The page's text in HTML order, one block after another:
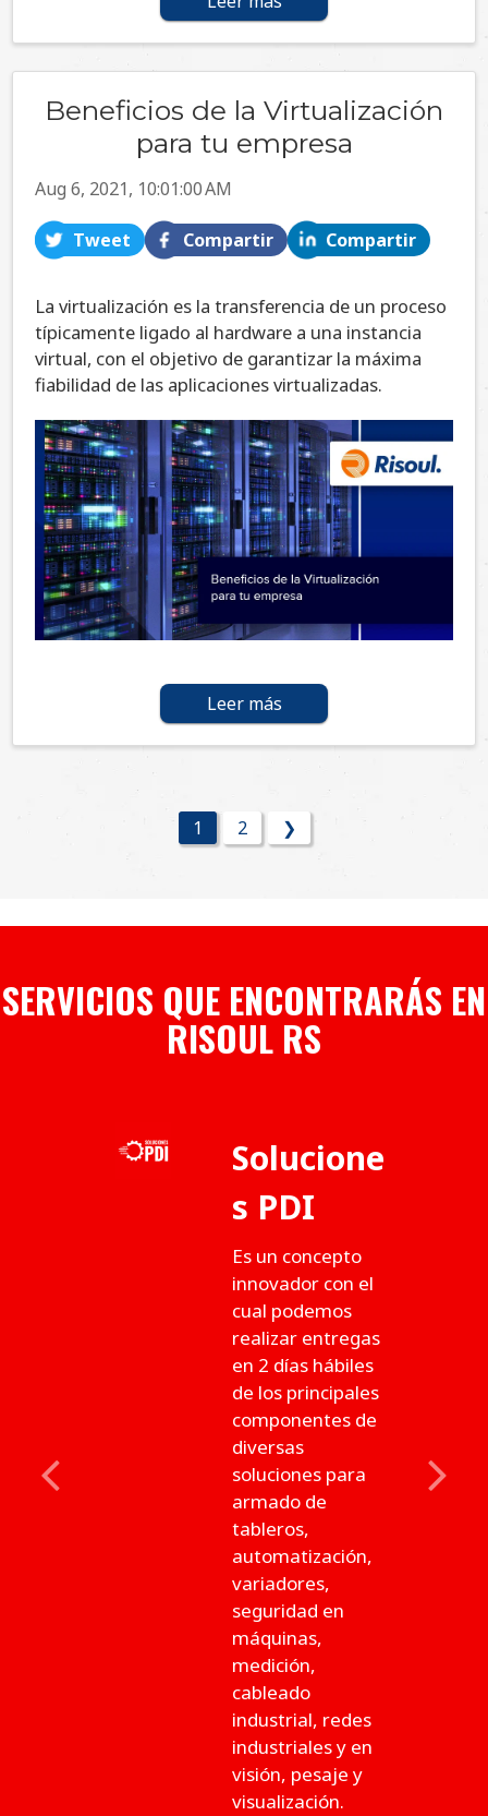
Beneficios de la Virtualización
para tu empresa
Aug 6, 2021, 10:01:00 AM
Tweet Compartir Compartir
La virtualización es la transferencia de un proceso
típicamente ligado al hardware a una instancia
virtual, con el objetivo de garantizar la máxima
fiabilidad de las aplicaciones virtualizadas.
Leer más
1 2 ❯
SERVICIOS QUE ENCONTRARÁS EN
RISOUL RS
Solucione
s PDI
Es un concepto
innovador con el
cual podemos
realizar entregas
en 2 días hábiles
de los principales
componentes de
diversas
soluciones para
armado de
tableros,
automatización,
variadores,
seguridad en
máquinas,
medición,
cableado
industrial, redes
industriales y en
visión, pesaje y
visualización.
Previous Next